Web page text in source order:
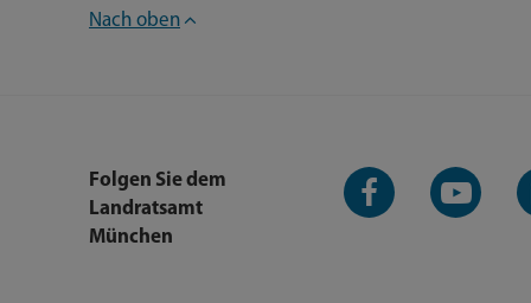
Nach oben
Folgen Sie dem
Landratsamt
München
Facebook-
Seite
YouTube-
Kanal